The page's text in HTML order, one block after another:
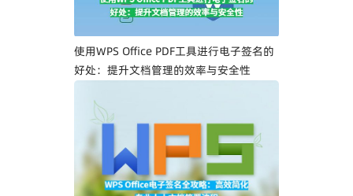
使用WPS Office PDF工具进行电子签名的
好处：提升文档管理的效率与安全性